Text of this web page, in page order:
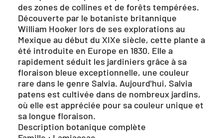
des zones de collines et de forêts tempérées.
Découverte par le botaniste britannique
William Hooker lors de ses explorations au
Mexique au début du XIXe siècle, cette plante a
été introduite en Europe en 1830. Elle a
rapidement séduit les jardiniers grâce à sa
floraison bleue exceptionnelle, une couleur
rare dans le genre Salvia. Aujourd'hui, Salvia
patens est cultivée dans de nombreux jardins,
où elle est appréciée pour sa couleur unique et
sa longue floraison.
Description botanique complète